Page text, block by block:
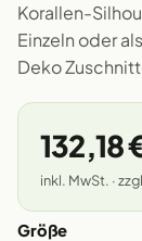
Korallen-
Einzeln oder
Deko
132,18
inkl. MwSt. ·
Größe